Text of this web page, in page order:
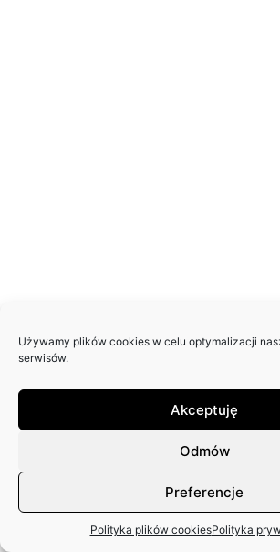
Używamy plików cookies w celu optymalizacji
serwisów.
Akceptuję
Odmów
Preferencje
Polityka plików cookiesPolityka